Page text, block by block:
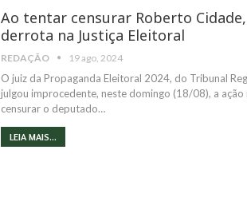
Ao tentar censurar Roberto
derrota na Justiça Eleitoral
REDAÇÃO 19 ago, 2024
O juiz da Propaganda Eleitoral 2024, do Tribunal
julgou improcedente, neste domingo (18/08), a
censurar o deputado…
LEIA MAIS...